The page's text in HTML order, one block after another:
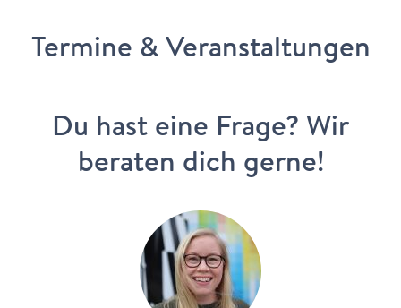
Termine & Veranstaltungen
Du hast eine Frage? Wir
beraten dich gerne!